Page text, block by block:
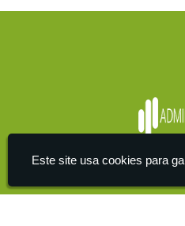
Este site usa cookies para